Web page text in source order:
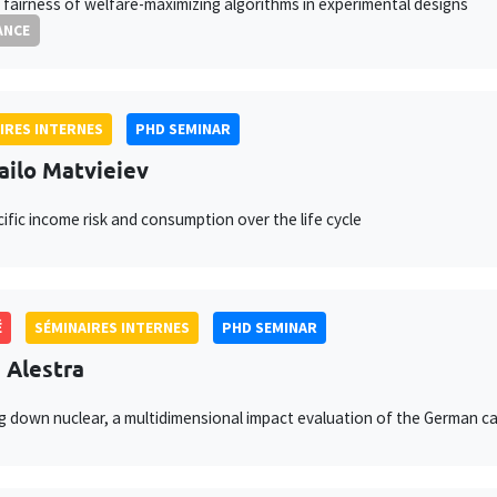
INTERNES PHD SEMINAR
Matvieiev
income risk and consumption over the life cycle
SÉMINAIRES INTERNES PHD SEMINAR
Alestra
down nuclear, a multidimensional impact evaluation of the German